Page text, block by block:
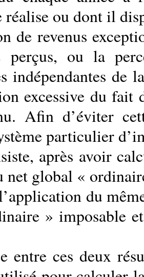
ou dont il
de revenus
perçus, ou la
indépendantes
excessive du fait
Afin d’éviter
particulier
après avoir
net global «
du
» imposable
entre ces deux